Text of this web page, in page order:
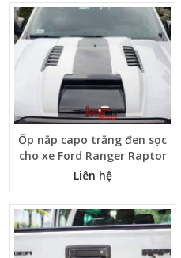
Ốp nắp capo trắng đen sọc
cho xe Ford Ranger Raptor
Liên hệ